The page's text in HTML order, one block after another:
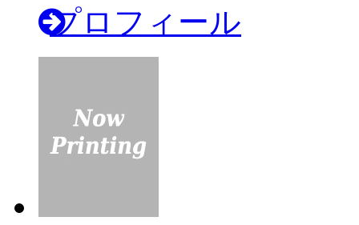
プロフィール